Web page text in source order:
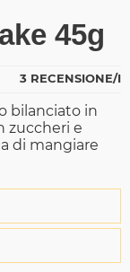
45g
3 RECENSIONE/I
bilanciato in
zuccheri e
di mangiare